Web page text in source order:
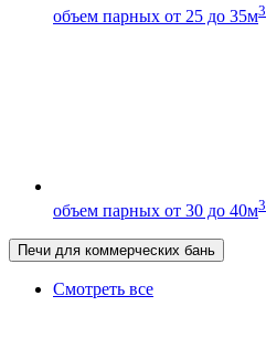
объем парных от 25 до 35м3
объем парных от 30 до 40м3
Печи для коммерческих бань
Смотреть все